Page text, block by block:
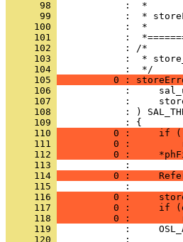
      98
      99
     100
     101
     102
     103
:  *
     104
     105
0 :
     106
     107
     108
     109
     110
0 :     if
     111
0 :
     112
0 :
     113
     114
0 :
     115
     116
0 :
     117
0 :     if
     118
0 :
     119
     120